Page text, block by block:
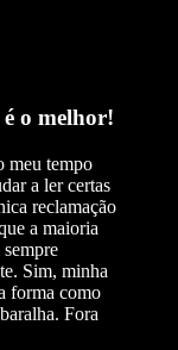
é o melhor!
meu tempo
a ler certas
reclamação
a maioria
Sim, minha
forma como
Fora